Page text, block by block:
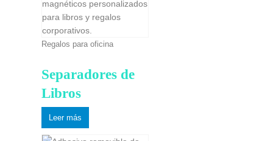
Regalos para oficina
Separadores de
Libros
Leer más